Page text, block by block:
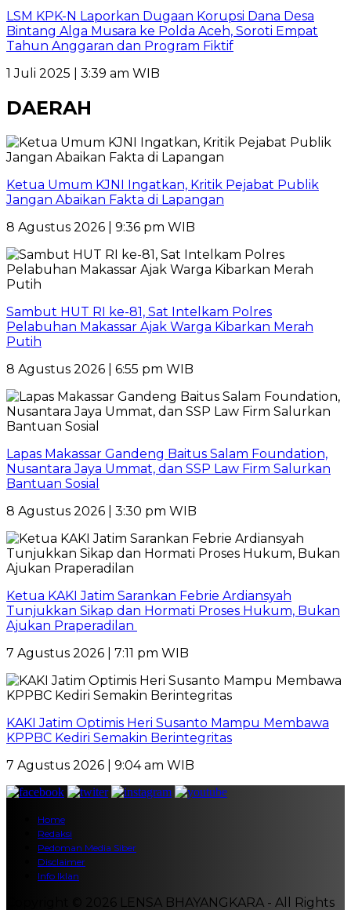
LSM KPK-N Laporkan Dugaan Korupsi Dana Desa
Bintang Alga Musara ke Polda Aceh, Soroti Empat
Tahun Anggaran dan Program Fiktif
1 Juli 2025 | 3:39 am WIB
DAERAH
Ketua Umum KJNI Ingatkan, Kritik Pejabat Publik
Jangan Abaikan Fakta di Lapangan
8 Agustus 2026 | 9:36 pm WIB
Sambut HUT RI ke-81, Sat Intelkam Polres
Pelabuhan Makassar Ajak Warga Kibarkan Merah
Putih
8 Agustus 2026 | 6:55 pm WIB
Lapas Makassar Gandeng Baitus Salam Foundation,
Nusantara Jaya Ummat, dan SSP Law Firm Salurkan
Bantuan Sosial
8 Agustus 2026 | 3:30 pm WIB
Ketua KAKI Jatim Sarankan Febrie Ardiansyah
Tunjukkan Sikap dan Hormati Proses Hukum, Bukan
Ajukan Praperadilan
7 Agustus 2026 | 7:11 pm WIB
KAKI Jatim Optimis Heri Susanto Mampu Membawa
KPPBC Kediri Semakin Berintegritas
7 Agustus 2026 | 9:04 am WIB
Home
Redaksi
Pedoman Media Siber
Disclaimer
Info Iklan
Copyright © 2026 LENSA BHAYANGKARA - All Rights